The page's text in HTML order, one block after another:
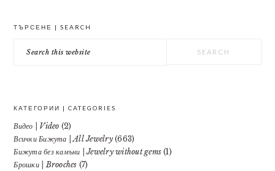
ТЪРСЕНЕ | SEARCH
this
КАТЕГОРИИ | CATEGORIES
Видео | Video (2)
Всички Бижута | All Jewelry(663)
Бижута без камъни | Jewelry without gems (1)
Брошки | Brooches (7)